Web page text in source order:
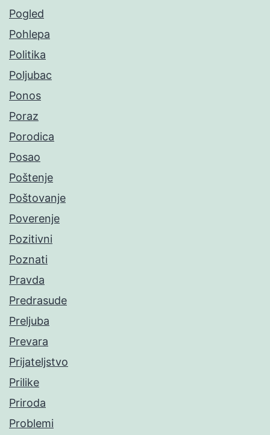
Pogled
Pohlepa
Politika
Poljubac
Ponos
Poraz
Porodica
Posao
Poštenje
Poštovanje
Poverenje
Pozitivni
Poznati
Pravda
Predrasude
Preljuba
Prevara
Prijateljstvo
Prilike
Priroda
Problemi